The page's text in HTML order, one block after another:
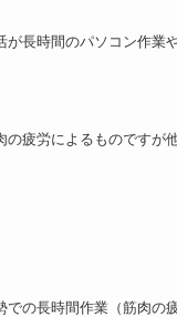
が長時間のパソコン作業
疲労によるものですが
長時間作業（筋肉の疲